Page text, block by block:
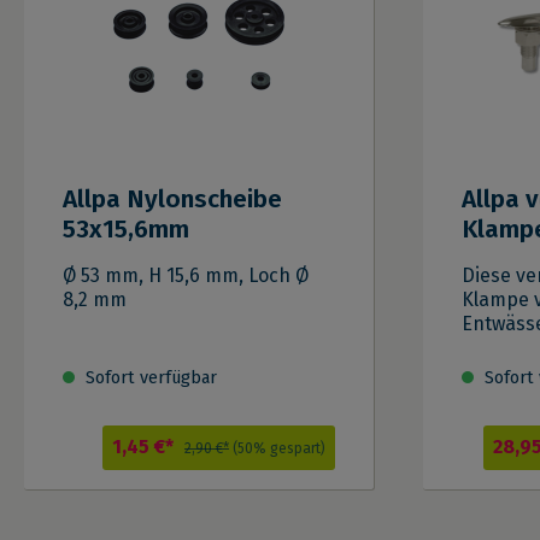
Allpa Nylonscheibe
53x15,6mm
Ø 53 mm, H 15,6 mm, Loch Ø
8,2 mm
Sofort verfügbar
1,45 €* 2,90 €* (50% gespart)
Allpa
Diese
Klampe
und
Sofort